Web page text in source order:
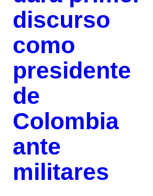
discurso
como
presidente
de
Colombia
ante
militares